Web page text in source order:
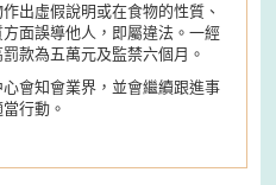
出虛假說明或在食物的性質、
面誤導他人，即屬違法。一經
款為五萬元及監禁六個月。
會知會業界，並會繼續跟進事
行動。